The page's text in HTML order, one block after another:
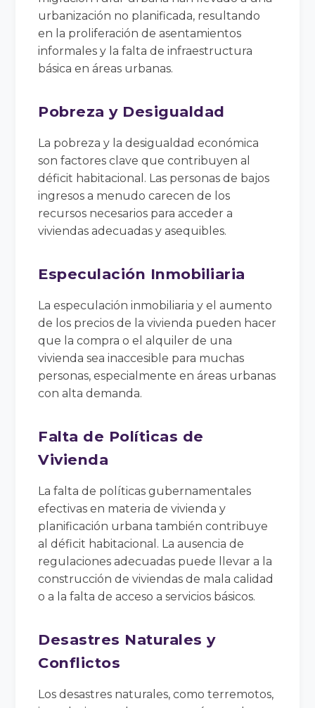
urbanización no planificada, resultando
en la proliferación de asentamientos
informales y la falta de infraestructura
básica en áreas urbanas.
Pobreza y Desigualdad
La pobreza y la desigualdad económica
son factores clave que contribuyen al
déficit habitacional. Las personas de bajos
ingresos a menudo carecen de los
recursos necesarios para acceder a
viviendas adecuadas y asequibles.
Especulación Inmobiliaria
La especulación inmobiliaria y el aumento
de los precios de la vivienda pueden hacer
que la compra o el alquiler de una
vivienda sea inaccesible para muchas
personas, especialmente en áreas urbanas
con alta demanda.
Falta de Políticas de
Vivienda
La falta de políticas gubernamentales
efectivas en materia de vivienda y
planificación urbana también contribuye
al déficit habitacional. La ausencia de
regulaciones adecuadas puede llevar a la
construcción de viviendas de mala calidad
o a la falta de acceso a servicios básicos.
Desastres Naturales y
Conflictos
Los desastres naturales, como terremotos,